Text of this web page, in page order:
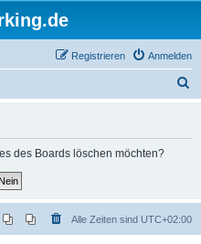
Anmelden
Registrieren
des Boards löschen möchten?
Alle Zeiten sind UTC+02:00